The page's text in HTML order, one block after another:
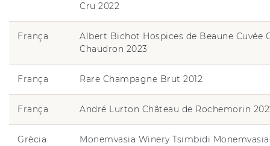
Cru 2022
França
Albert Bichot Hospices de Beaune Cuvée
Chaudron 2023
França Rare Champagne Brut 2012
França André Lurton Château de Rochemorin
Grècia
Monemvasia Winery Tsimbidi